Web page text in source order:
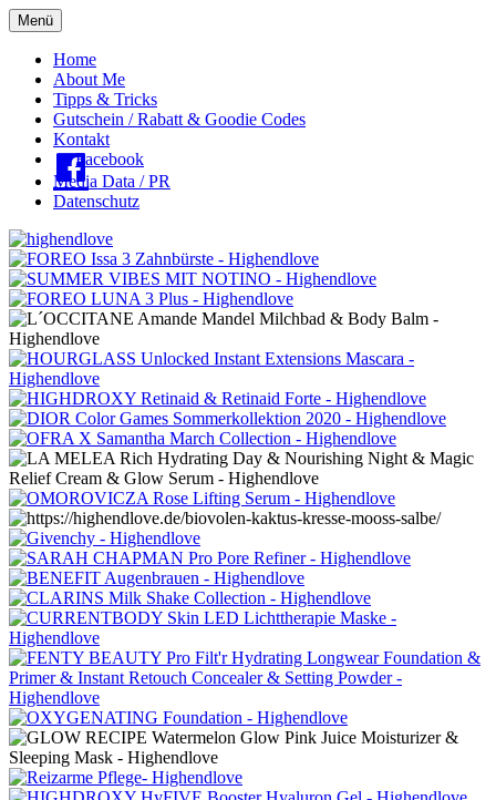
Menü
Oberes
Menü
Home
About Me
Tipps & Tricks
Gutschein / Rabatt & Goodie Codes
Kontakt
Facebook
Media Data / PR
Datenschutz